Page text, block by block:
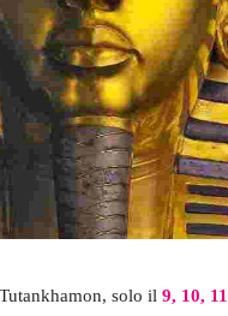
solo il 9, 10,